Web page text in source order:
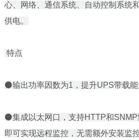
心、网络、通信系统、自动控制系统
供电。
特点
⚫输出功率因数为1，提升UPS带载能
⚫集成以太网口，支持HTTP和
即可实现远程监控，无需额外安装监控